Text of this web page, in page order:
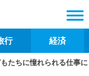
行 経済
もたちに憧れられる仕事